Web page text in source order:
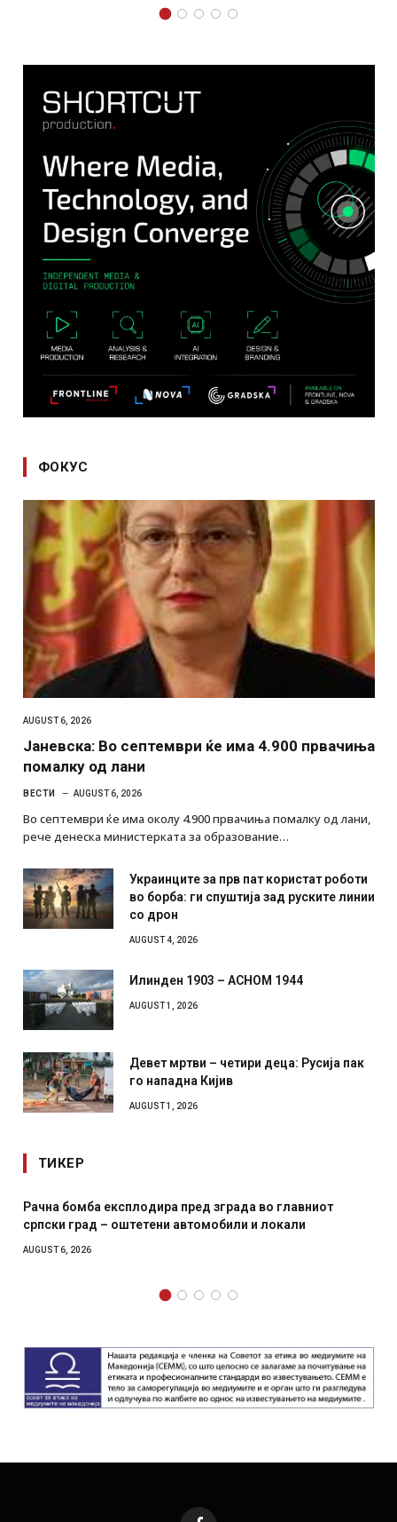
ФОКУС
AUGUST 6, 2026
Јаневска: Во септември ќе има 4.900 првачиња
помалку од лани
ВЕСТИ AUGUST 6, 2026
Во септември ќе има околу 4.900 првачиња помалку од лани,
рече денеска министерката за образование…
Украинците за прв пат користат роботи
во борба: ги спуштија зад руските линии
со дрон
AUGUST 4, 2026
Илинден 1903 – АСНОМ 1944
AUGUST 1, 2026
Девет мртви – четири деца: Русија пак
го нападна Кијив
AUGUST 1, 2026
ТИКЕР
експлодира пред зграда во главниот
– оштетени автомобили и локали
И Данска